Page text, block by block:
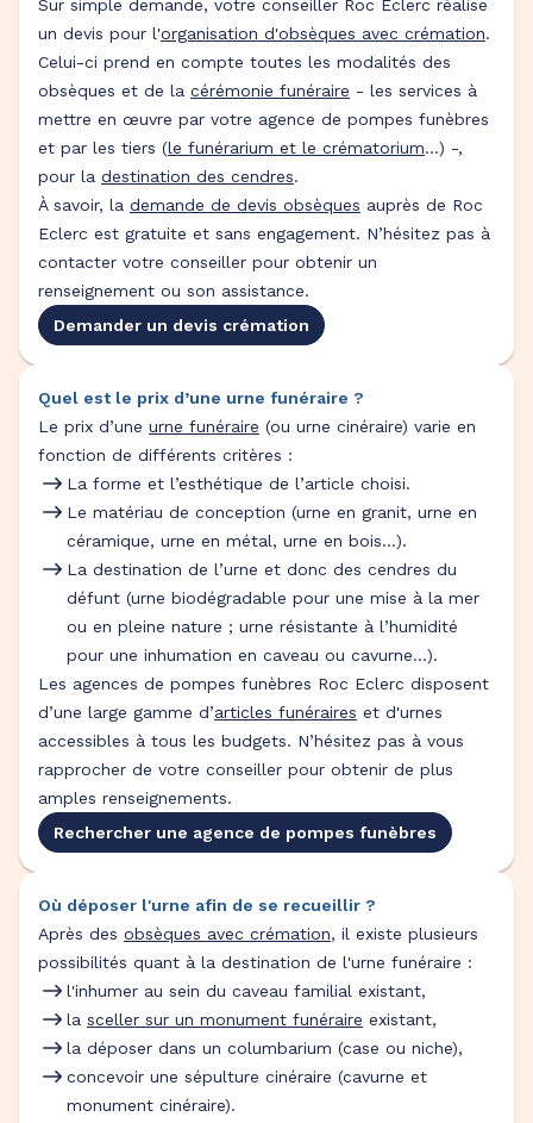
Sur simple demande, votre conseiller Roc Eclerc réalise
un devis pour l'organisation d'obsèques avec crémation.
Celui-ci prend en compte toutes les modalités des
obsèques et de la cérémonie funéraire - les services à
mettre en œuvre par votre agence de pompes funèbres
et par les tiers (le funérarium et le crématorium...) -,
pour la destination des cendres.
À savoir, la demande de devis obsèques auprès de Roc
Eclerc est gratuite et sans engagement. N’hésitez pas à
contacter votre conseiller pour obtenir un
renseignement ou son assistance.
Demander un devis crémation
Quel est le prix d’une urne funéraire ?
Le prix d’une urne funéraire (ou urne cinéraire) varie en
fonction de différents critères :
La forme et l’esthétique de l’article choisi.
Le matériau de conception (urne en granit, urne en
céramique, urne en métal, urne en bois…).
La destination de l’urne et donc des cendres du
défunt (urne biodégradable pour une mise à la mer
ou en pleine nature ; urne résistante à l’humidité
pour une inhumation en caveau ou cavurne…).
Les agences de pompes funèbres Roc Eclerc disposent
d’une large gamme d’articles funéraires et d'urnes
accessibles à tous les budgets. N’hésitez pas à vous
rapprocher de votre conseiller pour obtenir de plus
amples renseignements.
Rechercher une agence de pompes funèbres
Où déposer l'urne afin de se recueillir ?
Après des obsèques avec crémation, il existe plusieurs
possibilités quant à la destination de l'urne funéraire :
l'inhumer au sein du caveau familial existant,
la sceller sur un monument funéraire existant,
la déposer dans un columbarium (case ou niche),
concevoir une sépulture cinéraire (cavurne et
monument cinéraire).